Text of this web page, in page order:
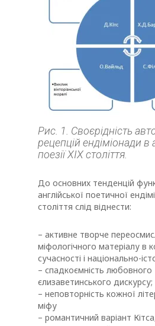
Рис. 1. Своєрідність
рецепцій ендіміонади в
поезії ХІХ століття.
До основних тенденцій
англійської поетичної
століття слід віднести:
– активне творче
міфологічного матеріалу в
сучасності і національно-
– спадкоємність любовного
єлизаветинського дискурсу;
– неповторність кожної
міфу
– романтичний варіант